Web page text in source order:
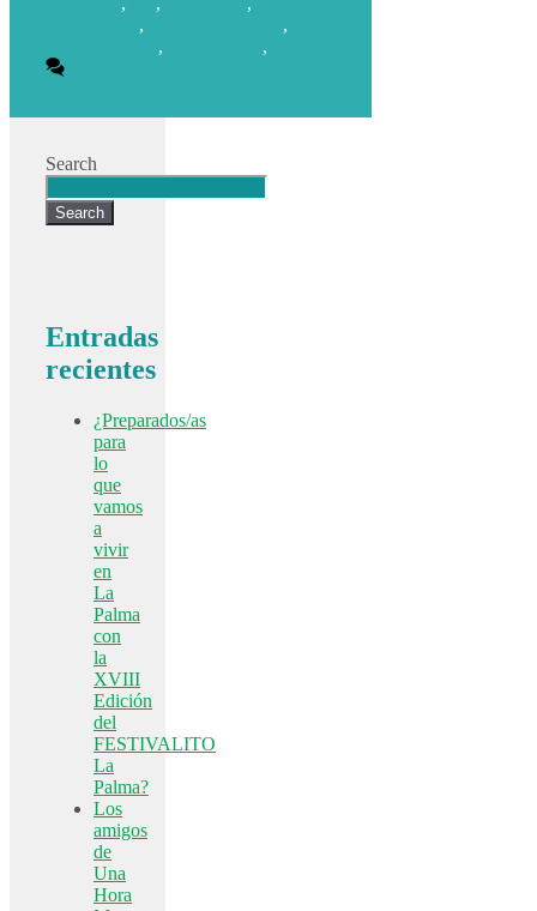
,
,
, ,
Search
Search
Entradas
recientes
¿Preparados/as
para
lo
que
vamos
a
vivir
en
La
Palma
con
la
XVIII
Edición
del
FESTIVALITO
La
Palma?
Los
amigos
de
Una
Hora